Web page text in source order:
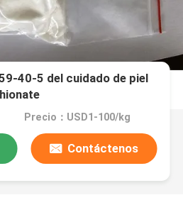
40-5 del cuidado de piel
Precio：USD1-100/kg
Contáctenos